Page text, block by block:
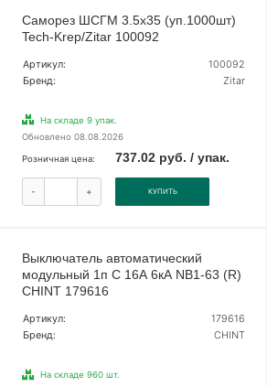
Саморез ШСГМ 3.5х35 (уп.1000шт)
Tech-Krep/Zitar 100092
Артикул:
100092
Бренд:
Zitar
На складе 9 упак.
Обновлено 08.08.2026
Розничная цена: 737.02 руб. / упак.
- + КУПИТЬ
Выключатель автоматический
модульный 1п C 16А 6кА NB1-63 (R)
CHINT 179616
Артикул:
179616
Бренд:
CHINT
На складе 960 шт.